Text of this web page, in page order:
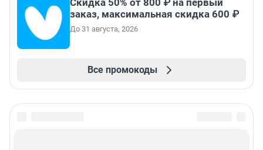
Скидка 50% от 800 ₽ на первый
заказ, максимальная скидка 600 ₽
До 31 августа, 2026
Все промокоды